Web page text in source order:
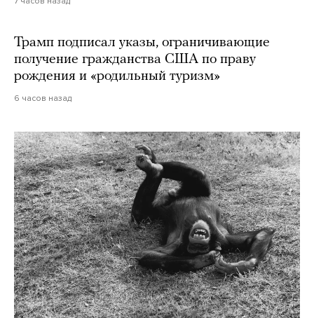
Трамп подписал указы, ограничивающие
получение гражданства США по праву
рождения и «родильный туризм»
6 часов назад